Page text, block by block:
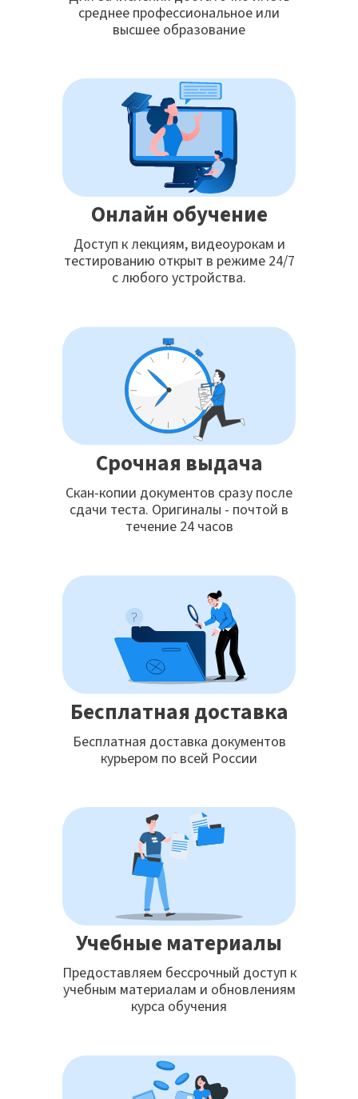
среднее профессиональное или
высшее образование
Онлайн обучение
Доступ к лекциям, видеоурокам и
тестированию открыт в режиме 24/7
с любого устройства.
Срочная выдача
Скан-копии документов сразу после
сдачи теста. Оригиналы - почтой в
течение 24 часов
Бесплатная доставка
Бесплатная доставка документов
курьером по всей России
Учебные материалы
Предоставляем бессрочный доступ к
учебным материалам и обновлениям
курса обучения